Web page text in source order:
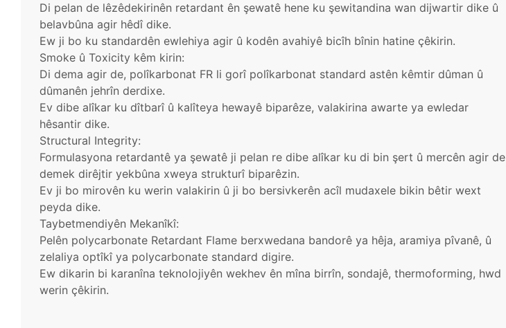
Di pelan de lêzêdekirinên retardant ên şewatê hene ku şewitandina wan dijwartir dike û
belavbûna agir hêdî dike.
Ew ji bo ku standardên ewlehiya agir û kodên avahiyê bicîh bînin hatine çêkirin.
Smoke û Toxicity kêm kirin:
Di dema agir de, polîkarbonat FR li gorî polîkarbonat standard astên kêmtir dûman û
dûmanên jehrîn derdixe.
Ev dibe alîkar ku dîtbarî û kalîteya hewayê biparêze, valakirina awarte ya ewledar
hêsantir dike.
Structural Integrity:
Formulasyona retardantê ya şewatê ji pelan re dibe alîkar ku di bin şert û mercên agir de
demek dirêjtir yekbûna xweya strukturî biparêzin.
Ev ji bo mirovên ku werin valakirin û ji bo bersivkerên acîl mudaxele bikin bêtir wext
peyda dike.
Taybetmendiyên Mekanîkî:
Pelên polycarbonate Retardant Flame berxwedana bandorê ya hêja, aramiya pîvanê, û
zelaliya optîkî ya polycarbonate standard digire.
Ew dikarin bi karanîna teknolojiyên wekhev ên mîna birrîn, sondajê, thermoforming, hwd
werin çêkirin.